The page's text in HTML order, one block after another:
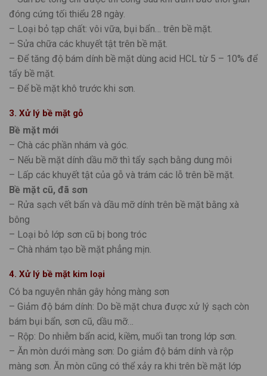
đóng cứng tối thiểu 28 ngày.
– Loại bỏ tạp chất: vôi vữa, bụi bẩn… trên bề mặt.
– Sửa chữa các khuyết tật trên bề mặt.
– Để tăng độ bám dính bề mặt dùng acid HCL từ 5 – 10% để
tẩy bề mặt.
– Để bề mặt khô trước khi sơn.
3. Xử lý bề mặt gỗ
Bề mặt mới
– Chà các phần nhám và góc.
– Nếu bề mặt dính dầu mỡ thì tẩy sạch bằng dung môi
– Lấp các khuyết tật của gỗ và trám các lỗ trên bề mặt.
Bề mặt cũ, đã sơn
– Rửa sạch vết bẩn và dầu mỡ dính trên bề mặt bằng xà
bông
– Loại bỏ lớp sơn cũ bị bong tróc
– Chà nhám tạo bề mặt phẳng mịn.
4. Xử lý bề mặt kim loại
Có ba nguyên nhân gây hỏng màng sơn
– Giảm độ bám dính: Do bề mặt chưa được xử lý sạch còn
bám bụi bẩn, sơn cũ, dầu mỡ…
– Rộp: Do nhiễm bẩn acid, kiềm, muối tan trong lớp sơn.
– Ăn mòn dưới màng sơn: Do giảm độ bám dính và rộp
màng sơn. Ăn mòn cũng có thể xảy ra khi trên bề mặt lớp